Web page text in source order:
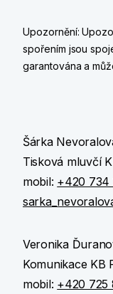
Upozornění:
spořením jsou
garantována a
Šárka
Tisková mluvčí
mobil: +420 734
Veronika
Komunikace KB
mobil: +420 725